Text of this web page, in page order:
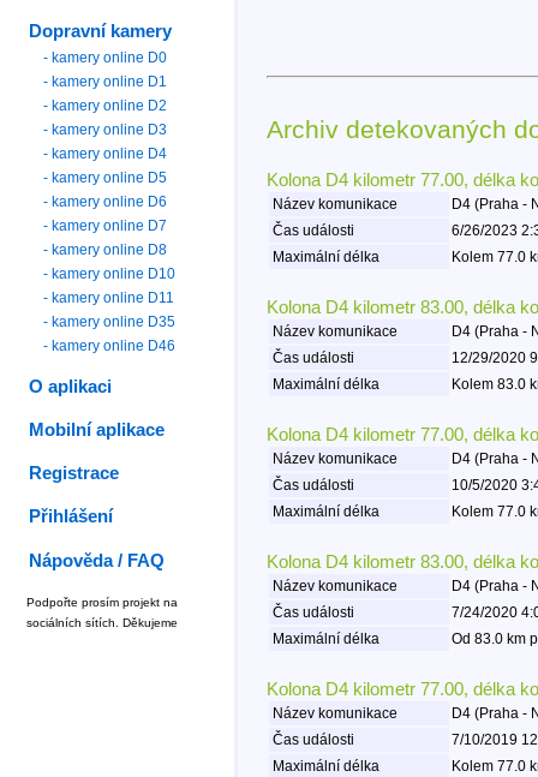
Archiv detekovaných
Kolona D4 kilometr 77.00, délka
Název komunikace
D4 (Praha -
Čas události
6/26/2023
Maximální délka
Kolem 77.0
Kolona D4 kilometr 83.00, délka
Název komunikace
D4 (Praha -
Čas události
12/29/2020
Maximální délka
Kolem 83.0
Kolona D4 kilometr 77.00, délka
Název komunikace
D4 (Praha -
Čas události
10/5/2020
Maximální délka
Kolem 77.0
Kolona D4 kilometr 83.00, délka
Název komunikace
D4 (Praha -
Čas události
7/24/2020
Maximální délka
Od 83.0 km
Kolona D4 kilometr 77.00, délka
Název komunikace
D4 (Praha -
Čas události
7/10/2019
Maximální délka
Kolem 77.0
Dopravní kamery
- kamery online D0
- kamery online D1
- kamery online D2
- kamery online D3
- kamery online D4
- kamery online D5
- kamery online D6
- kamery online D7
- kamery online D8
- kamery online D10
- kamery online D11
- kamery online D35
- kamery online D46
O aplikaci
Mobilní aplikace
Registrace
Přihlášení
Nápověda / FAQ
Podpořte prosím projekt na
sociálních sítích. Děkujeme